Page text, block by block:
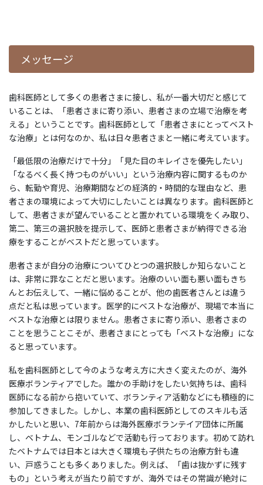
メッセージ
歯科医師として多くの患者さまに接し、私が一番大切だと感じて
いることは、「患者さまに寄り添い、患者さまの立場で治療を考
える」ということです。歯科医師として「患者さまにとってベスト
な治療」とは何なのか、私は日々患者さまと一緒に考えています。
「最低限の治療だけで十分」「見た目のキレイさを優先したい」
「なるべく長く持つものがいい」という治療内容に関するものか
ら、転勤や育児、治療期間などの経済的・時間的な理由など、患
者さまの環境によって大切にしたいことは異なります。歯科医師と
して、患者さまが望んでいることと置かれている環境をくみ取り、
第二、第三の選択肢を提示して、医師と患者さまが納得できる治
療をすることがベストだと思っています。
患者さまが自分の治療についてひとつの選択肢しか知らないこと
は、非常に罪なことだと思います。治療のいい面も悪い面もきち
んとお伝えして、一緒に悩めることが、他の歯医者さんとは違う
点だと私は思っています。医学的にベストな治療が、現場で本当に
ベストな治療とは限りません。患者さまに寄り添い、患者さまの
ことを思うことこそが、患者さまにとっても「ベストな治療」にな
ると思っています。
私を歯科医師として今のような考え方に大きく変えたのが、海外
医療ボランティアでした。誰かの手助けをしたい気持ちは、歯科
医師になる前から抱いていて、ボランティア活動などにも積極的に
参加してきました。しかし、本業の歯科医師としてのスキルも活
かしたいと思い、7年前からは海外医療ボランテイア団体に所属
し、ベトナム、モンゴルなどで活動も行っております。初めて訪れ
たベトナムでは日本とは大きく環境も子供たちの治療方針も違
い、戸惑うことも多くありました。例えば、「歯は抜かずに残す
もの」という考えが当たり前ですが、海外ではその常識が絶対に